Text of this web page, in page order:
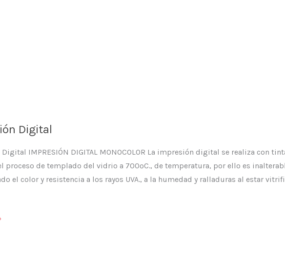
Digital
IMPRESIÓN DIGITAL MONOCOLOR La impresión digital se realiza con
proceso de templado del vidrio a 700ºC., de temperatura, por ello es
el color y resistencia a los rayos UVA., a la humedad y ralladuras al estar